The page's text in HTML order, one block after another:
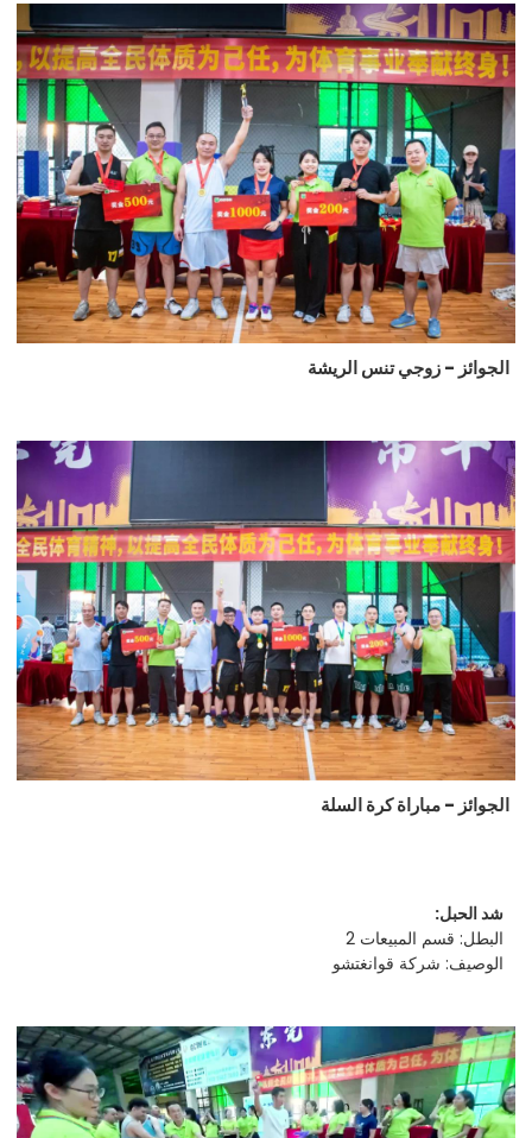
الجوائز - زوجي تنس الريشة
الجوائز - مباراة كرة السلة
شد الحبل:
البطل: قسم المبيعات 2
الوصيف: شركة قوانغتشو